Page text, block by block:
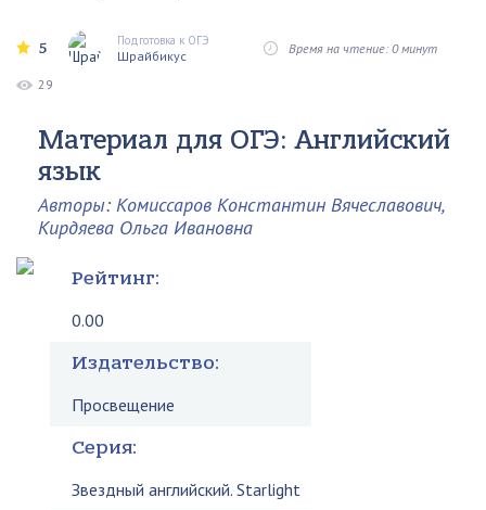
5 Подготовка к ОГЭ
Шрайбикус Время на чтение: 0 минут
29
Материал для ОГЭ: Английский
язык
Авторы: Комиссаров Константин Вячеславович,
Кирдяева Ольга Ивановна
Рейтинг:
0.00
Издательство:
Просвещение
Серия:
Звездный английский. Starlight